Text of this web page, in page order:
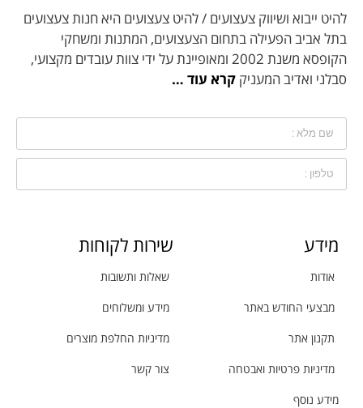
להיט ייבוא ושיווק צעצועים / להיט צעצועים היא חנות צעצועים
בתל אביב הפעילה בתחום הצעצועים, המתנות ומשחקי
הקופסא משנת 2002 ומאופיינת על ידי צוות עובדים מקצועי,
סבלני ואדיב המעניק קרא עוד …
מידע
אודות
מבצעי החודש באתר
תקנון אתר
מדיניות פרטיות ואבטחה
מידע נוסף
שירות לקוחות
שאלות ותשובות
מידע ומשלוחים
מדיניות החלפת מוצרים
צור קשר